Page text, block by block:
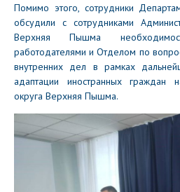
Помимо этого, сотрудники
обсудили с сотрудниками
Верхняя Пышма
работодателями и Отделом по
внутренних дел в рамках
адаптации иностранных граждан
округа Верхняя Пышма.